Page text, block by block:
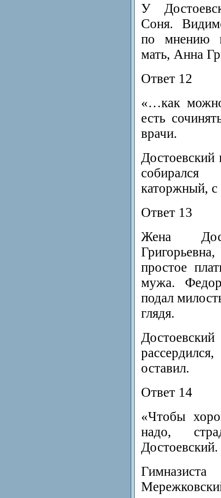
У
Соня.
по мнению
мать, Анна
Ответ 12
«…как
есть
врачи.
каторжный, с
Ответ 13
Жена
простое
мужа.
подал
глядя.
оставил.
Ответ 14
«Чтобы
надо,
Достоевский.